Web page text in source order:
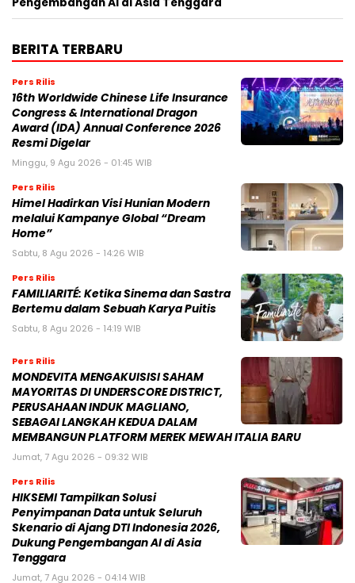
BERITA TERBARU
Pers Rilis
16th Worldwide Chinese Life Insurance
Congress & International Dragon
Award (IDA) Annual Conference 2026
Resmi Digelar
Minggu, 9 Agu 2026 - 01:45 WIB
Pers Rilis
Himel Hadirkan Visi Hunian Modern
melalui Kampanye Global “Dream
Home”
Sabtu, 8 Agu 2026 - 14:26 WIB
Pers Rilis
FAMILIARITÉ: Ketika Sinema dan Sastra
Bertemu dalam Sebuah Karya Puitis
Sabtu, 8 Agu 2026 - 14:19 WIB
Pers Rilis
MONDEVITA MENGAKUISISI SAHAM
MAYORITAS DI UNDERSCORE DISTRICT,
PERUSAHAAN INDUK MAGLIANO,
SEBAGAI LANGKAH KEDUA DALAM
MEMBANGUN PLATFORM MEREK MEWAH ITALIA BARU
Jumat, 7 Agu 2026 - 09:32 WIB
Pers Rilis
HIKSEMI Tampilkan Solusi
Penyimpanan Data untuk Seluruh
Skenario di Ajang DTI Indonesia 2026,
Dukung Pengembangan AI di Asia
Tenggara
Jumat, 7 Agu 2026 - 04:14 WIB